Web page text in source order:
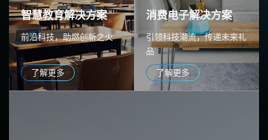
智慧教育解决方案
前沿科技，助燃创新之火
了解更多
消费电子解决方案
引领科技潮流，传递未来礼
品
了解更多